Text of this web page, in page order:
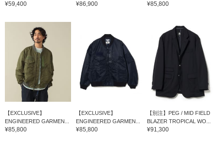
¥59,400 ¥86,900 ¥85,800
【EXCLUSIVE】
ENGINEERED GARMEN...
¥85,800
【EXCLUSIVE】
ENGINEERED GARMEN...
¥85,800
【別注】PEG / MID FIELD
BLAZER TROPICAL WO...
¥91,300